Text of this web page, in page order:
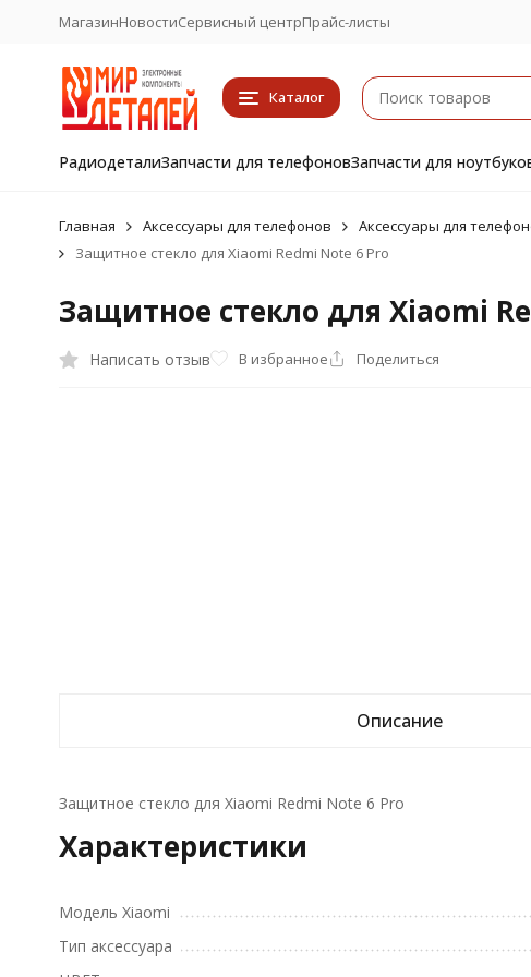
МагазинНовостиСервисный центрПрайс-листы
Каталог
РадиодеталиЗапчасти для телефоновЗапчасти для
Главная Аксессуары для телефонов Аксессуары для
Защитное стекло для Xiaomi Redmi Note 6 Pro
Защитное стекло для Xiaomi
Написать отзыв В избранное Поделиться
Описание
Защитное стекло для Xiaomi Redmi Note 6 Pro
Характеристики
Модель Xiaomi
Тип аксессуара